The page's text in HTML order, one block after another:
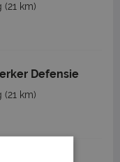
(21 km)
Defensie
(21 km)